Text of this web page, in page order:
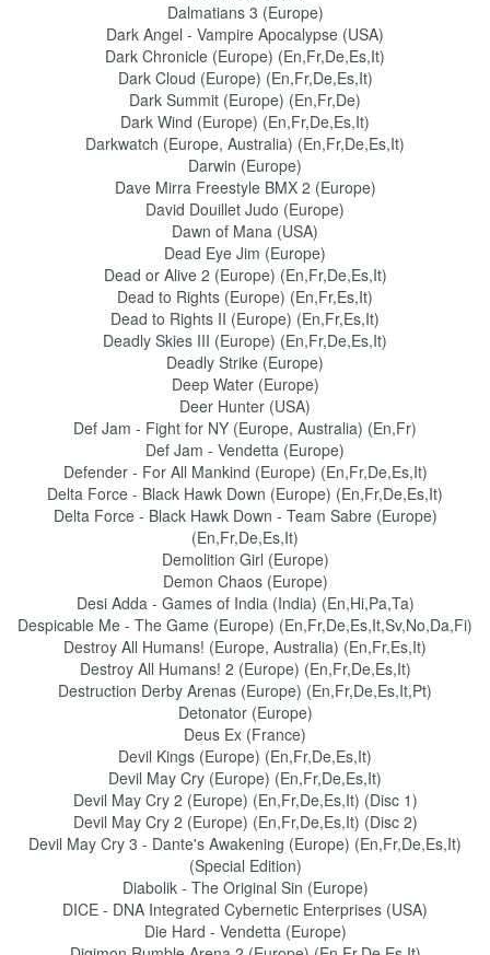
Dalmatians 3 (Europe)
Dark Angel - Vampire Apocalypse (USA)
Dark Chronicle (Europe) (En,Fr,De,Es,It)
Dark Cloud (Europe) (En,Fr,De,Es,It)
Dark Summit (Europe) (En,Fr,De)
Dark Wind (Europe) (En,Fr,De,Es,It)
Darkwatch (Europe, Australia) (En,Fr,De,Es,It)
Darwin (Europe)
Dave Mirra Freestyle BMX 2 (Europe)
David Douillet Judo (Europe)
Dawn of Mana (USA)
Dead Eye Jim (Europe)
Dead or Alive 2 (Europe) (En,Fr,De,Es,It)
Dead to Rights (Europe) (En,Fr,Es,It)
Dead to Rights II (Europe) (En,Fr,Es,It)
Deadly Skies III (Europe) (En,Fr,De,Es,It)
Deadly Strike (Europe)
Deep Water (Europe)
Deer Hunter (USA)
Def Jam - Fight for NY (Europe, Australia) (En,Fr)
Def Jam - Vendetta (Europe)
Defender - For All Mankind (Europe) (En,Fr,De,Es,It)
Delta Force - Black Hawk Down (Europe) (En,Fr,De,Es,It)
Delta Force - Black Hawk Down - Team Sabre (Europe)
(En,Fr,De,Es,It)
Demolition Girl (Europe)
Demon Chaos (Europe)
Desi Adda - Games of India (India) (En,Hi,Pa,Ta)
Despicable Me - The Game (Europe) (En,Fr,De,Es,It,Sv,No,Da,Fi)
Destroy All Humans! (Europe, Australia) (En,Fr,Es,It)
Destroy All Humans! 2 (Europe) (En,Fr,De,Es,It)
Destruction Derby Arenas (Europe) (En,Fr,De,Es,It,Pt)
Detonator (Europe)
Deus Ex (France)
Devil Kings (Europe) (En,Fr,De,Es,It)
Devil May Cry (Europe) (En,Fr,De,Es,It)
Devil May Cry 2 (Europe) (En,Fr,De,Es,It) (Disc 1)
Devil May Cry 2 (Europe) (En,Fr,De,Es,It) (Disc 2)
Devil May Cry 3 - Dante's Awakening (Europe) (En,Fr,De,Es,It)
(Special Edition)
Diabolik - The Original Sin (Europe)
DICE - DNA Integrated Cybernetic Enterprises (USA)
Die Hard - Vendetta (Europe)